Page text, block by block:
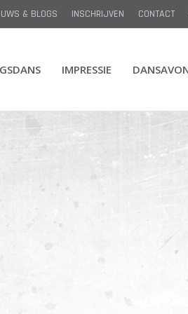
& BLOGS INSCHRIJVEN CONTACT
IMPRESSIE